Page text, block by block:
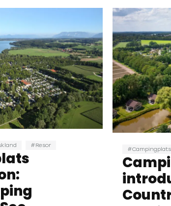
Resor
Campingplats